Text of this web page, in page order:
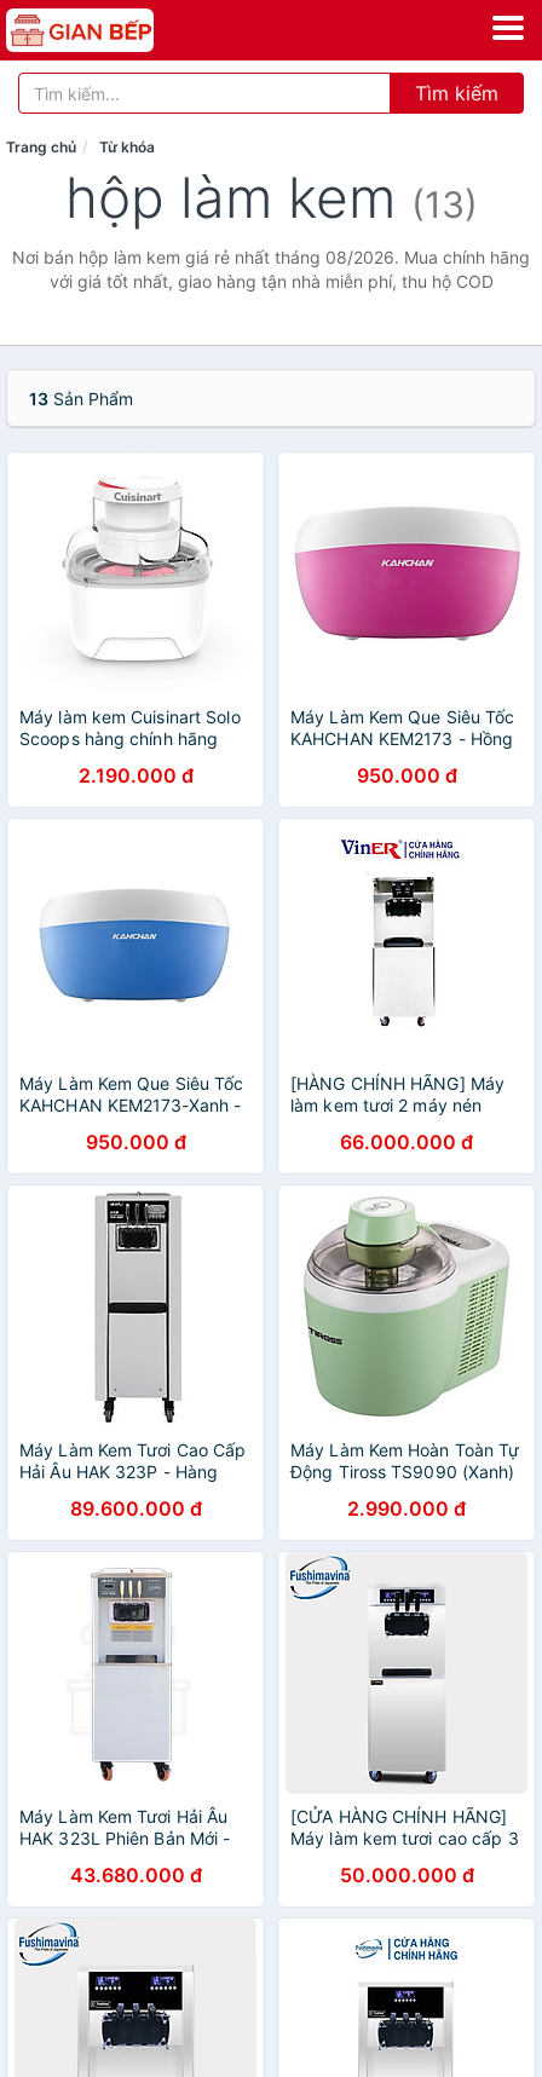
Tìm kiếm
Trang chủ Từ khóa
hộp làm kem (13)
Nơi bán hộp làm kem giá rẻ nhất tháng 08/2026. Mua chính hãng
với giá tốt nhất, giao hàng tận nhà miễn phí, thu hộ COD
13 Sản Phẩm
Máy làm kem Cuisinart Solo
Scoops hàng chính hãng
2.190.000 đ
Máy Làm Kem Que Siêu Tốc
KAHCHAN KEM2173 - Hồng
950.000 đ
Máy Làm Kem Que Siêu Tốc
KAHCHAN KEM2173-Xanh -
950.000 đ
[HÀNG CHÍNH HÃNG] Máy
làm kem tươi 2 máy nén
66.000.000 đ
Máy Làm Kem Tươi Cao Cấp
Hải Âu HAK 323P - Hàng
89.600.000 đ
Máy Làm Kem Hoàn Toàn Tự
Động Tiross TS9090 (Xanh)
2.990.000 đ
Máy Làm Kem Tươi Hải Âu
HAK 323L Phiên Bản Mới -
43.680.000 đ
[CỬA HÀNG CHÍNH HÃNG]
Máy làm kem tươi cao cấp 3
50.000.000 đ